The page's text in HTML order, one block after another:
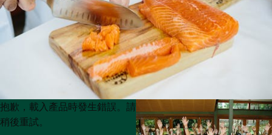
Product
List
Product
List
抱歉，載入產品時發生錯誤。請
稍後重試。